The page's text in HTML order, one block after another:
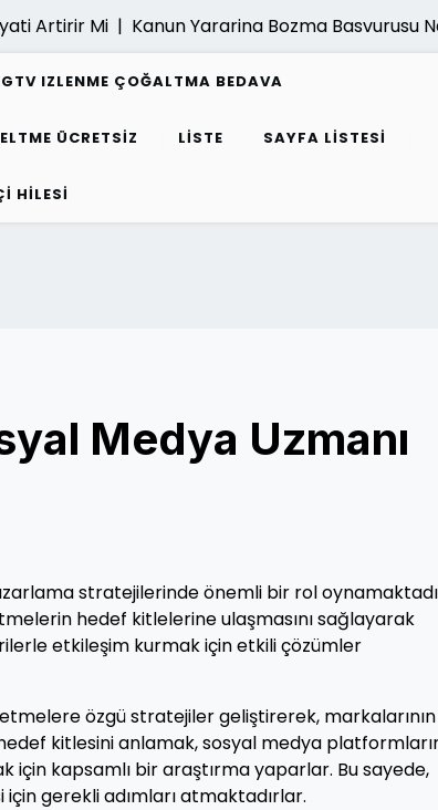
Mi | Kanun Yararina Bozma Basvurusu Nasil
IZLENME ÇOĞALTMA BEDAVA
ÜCRETSIZ LISTE SAYFA LISTESI
HILESI
Medya Uzmanı
stratejilerinde önemli bir rol
hedef kitlelerine ulaşmasını sağlayarak
etkileşim kurmak için etkili çözümler
özgü stratejiler geliştirerek, markalarının
kitlesini anlamak, sosyal medya
kapsamlı bir araştırma yaparlar. Bu sayede,
gerekli adımları atmaktadırlar.